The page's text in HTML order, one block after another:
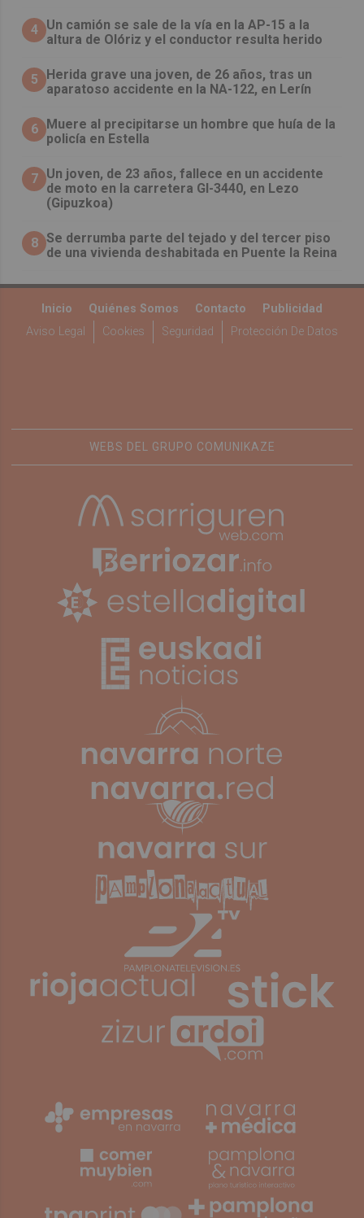
4 Un camión se sale de la vía en la AP-15 a la
altura de Olóriz y el conductor resulta herido
5
Herida grave una joven, de 26 años, tras un
aparatoso accidente en la NA-122, en Lerín
6 Muere al precipitarse un hombre que huía de la
policía en Estella
7 Un joven, de 23 años, fallece en un accidente
de moto en la carretera GI-3440, en Lezo
(Gipuzkoa)
8 Se derrumba parte del tejado y del tercer piso
de una vivienda deshabitada en Puente la Reina
Inicio Quiénes Somos Contacto
Publicidad
Aviso Legal
Cookies Seguridad Protección De Datos
WEBS DEL GRUPO COMUNIKAZE